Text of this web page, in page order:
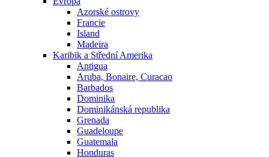
Azorské ostrovy
Francie
Island
Madeira
Karibik a Střední Amerika
Antigua
Aruba, Bonaire, Curacao
Barbados
Dominika
Dominikánská republika
Grenada
Guadeloupe
Guatemala
Honduras